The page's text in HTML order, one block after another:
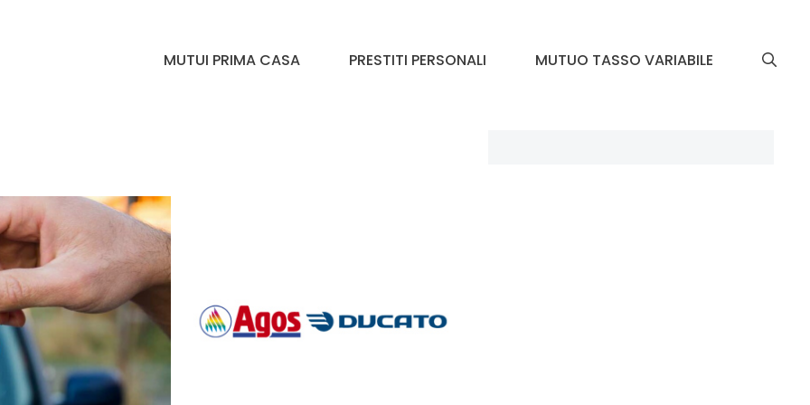
MUTUI PRIMA CASA PRESTITI PERSONALI MUTUO TASSO VARIABILE